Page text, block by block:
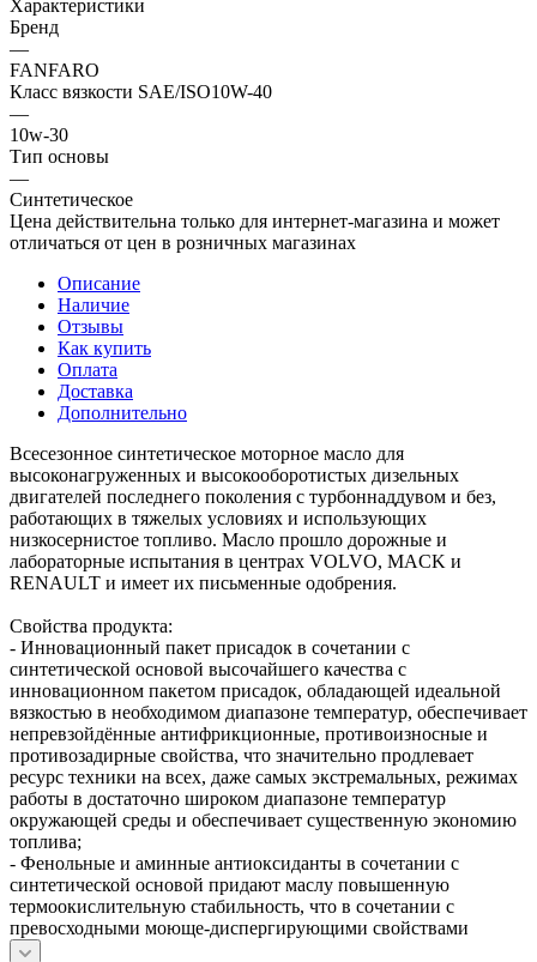
Характеристики
Бренд
—
FANFARO
Класс вязкости SAE/ISO10W-40
—
10w-30
Тип основы
—
Синтетическое
Цена действительна только для интернет-магазина и может
отличаться от цен в розничных магазинах
Описание
Наличие
Отзывы
Как купить
Оплата
Доставка
Дополнительно
Всесезонное синтетическое моторное масло для
высоконагруженных и высокооборотистых дизельных
двигателей последнего поколения с турбоннаддувом и без,
работающих в тяжелых условиях и использующих
низкосернистое топливо. Масло прошло дорожные и
лабораторные испытания в центрах VOLVO, MACK и
RENAULT и имеет их письменные одобрения.
Свойства продукта:
- Инновационный пакет присадок в сочетании с
синтетической основой высочайшего качества с
инновационном пакетом присадок, обладающей идеальной
вязкостью в необходимом диапазоне температур, обеспечивает
непревзойдённые антифрикционные, противоизносные и
противозадирные свойства, что значительно продлевает
ресурс техники на всех, даже самых экстремальных, режимах
работы в достаточно широком диапазоне температур
окружающей среды и обеспечивает существенную экономию
топлива;
- Фенольные и аминные антиоксиданты в сочетании с
синтетической основой придают маслу повышенную
термоокислительную стабильность, что в сочетании с
превосходными моюще-диспергирующими свойствами